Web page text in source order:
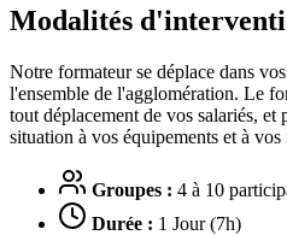
Modalités
Notre formateur se déplace dans
l'ensemble de l'agglomération. Le
tout déplacement de vos salariés, et
situation à vos équipements et à vos
Groupes : 4 à 10
Durée : 1 Jour (7h)